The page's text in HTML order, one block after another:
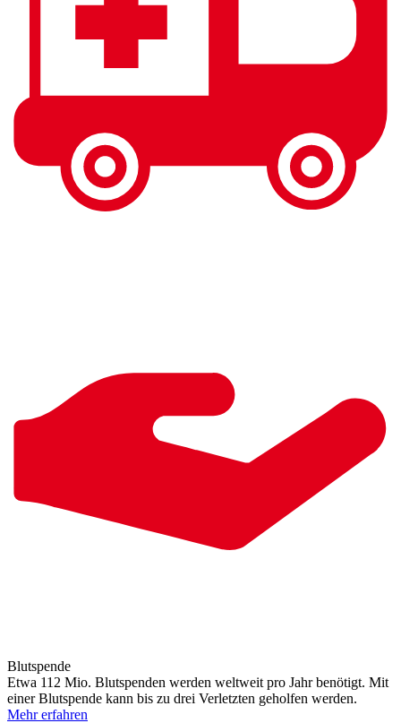
Blutspende
Etwa 112 Mio. Blutspenden werden weltweit pro Jahr benötigt. Mit
einer Blutspende kann bis zu drei Verletzten geholfen werden.
Mehr erfahren